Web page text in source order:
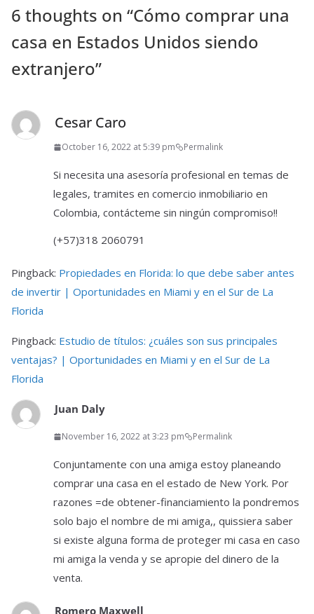
6 thoughts on “Cómo comprar una
casa en Estados Unidos siendo
extranjero”
Cesar Caro
October 16, 2022 at 5:39 pm Permalink
Si necesita una asesoría profesional en temas de
legales, tramites en comercio inmobiliario en
Colombia, contácteme sin ningún compromiso!!
(+57)318 2060791
Pingback: Propiedades en Florida: lo que debe saber antes
de invertir | Oportunidades en Miami y en el Sur de La
Florida
Pingback: Estudio de títulos: ¿cuáles son sus principales
ventajas? | Oportunidades en Miami y en el Sur de La
Florida
Juan Daly
November 16, 2022 at 3:23 pm Permalink
Conjuntamente con una amiga estoy planeando
comprar una casa en el estado de New York. Por
razones =de obtener-financiamiento la pondremos
solo bajo el nombre de mi amiga,, quissiera saber
si existe alguna forma de proteger mi casa en caso
mi amiga la venda y se apropie del dinero de la
venta.
Romero Maxwell